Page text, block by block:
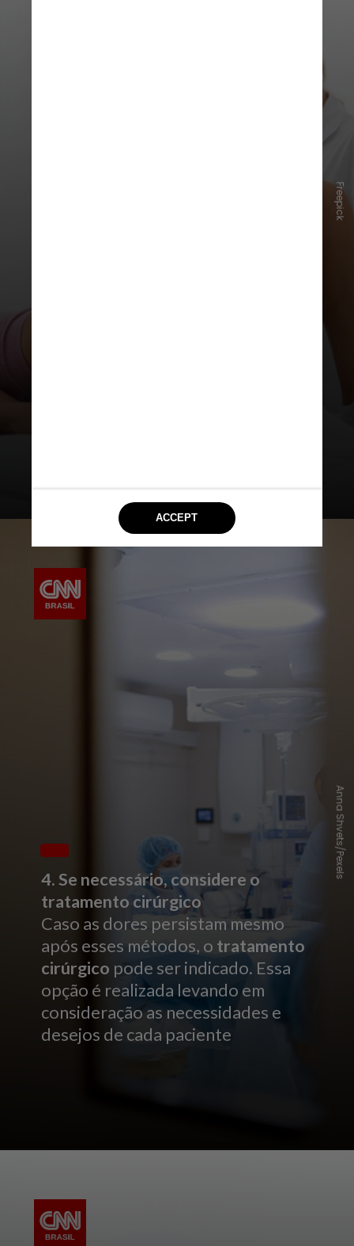
Freepick
4. Se necessário, considere o
tratamento cirúrgico
Caso as dores persistam mesmo
após esses métodos, o tratamento
cirúrgico pode ser indicado. Essa
opção é realizada levando em
consideração as necessidades e
desejos de cada paciente
Anna Shvets/Pexels